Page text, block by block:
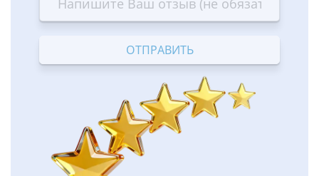
Terrible
—
Bad
—
OK
—
Good
—
Excellent